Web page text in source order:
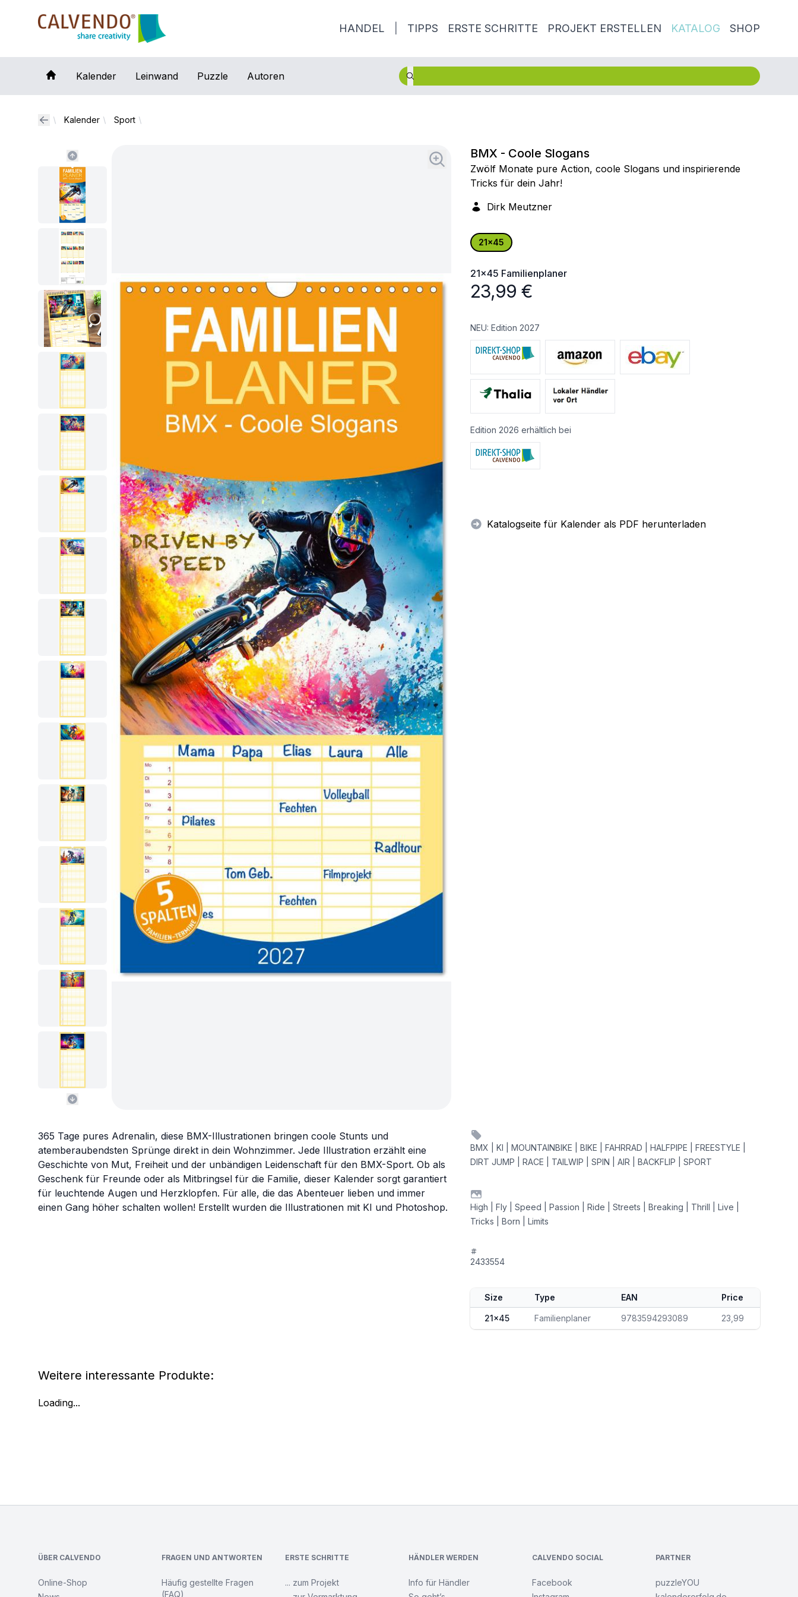
Calvendo
HANDEL TIPPS ERSTE SCHRITTE PROJEKT ERSTELLEN KATALOG SHOP
Kalender Leinwand Puzzle Autoren
Kalender Sport
BMX - Coole Slogans
Zwölf Monate pure Action, coole Slogans und inspirierende
Tricks für dein Jahr!
Dirk Meutzner
21x45
21x45 Familienplaner
23,99 €
NEU: Edition 2027
Edition 2026 erhältlich bei
Katalogseite für Kalender als PDF herunterladen
365 Tage pures Adrenalin, diese BMX-Illustrationen bringen coole Stunts und
atemberaubendsten Sprünge direkt in dein Wohnzimmer. Jede Illustration erzählt eine
Geschichte von Mut, Freiheit und der unbändigen Leidenschaft für den BMX-Sport. Ob als
Geschenk für Freunde oder als Mitbringsel für die Familie, dieser Kalender sorgt garantiert
für leuchtende Augen und Herzklopfen. Für alle, die das Abenteuer lieben und immer
einen Gang höher schalten wollen! Erstellt wurden die Illustrationen mit KI und Photoshop.
BMX | KI | MOUNTAINBIKE | BIKE | FAHRRAD | HALFPIPE | FREESTYLE |
DIRT JUMP | RACE | TAILWIP | SPIN | AIR | BACKFLIP | SPORT
High | Fly | Speed | Passion | Ride | Streets | Breaking | Thrill | Live |
Tricks | Born | Limits
2433554
Size Type EAN Price
21x45 Familienplaner 9783594293089 23,99
Weitere interessante Produkte:
Loading...
ÜBER CALVENDO
Online-Shop
FRAGEN UND ANTWORTEN
Häufig gestellte Fragen
(FAQ)
ERSTE SCHRITTE
... zum Projekt
HÄNDLER WERDEN
Info für Händler
CALVENDO SOCIAL
Facebook
PARTNER
puzzleYOU